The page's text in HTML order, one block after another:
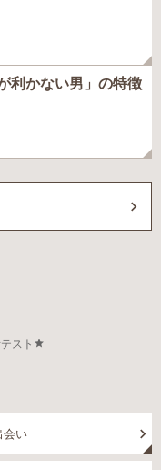
利かない男」の特徴
スト
会い